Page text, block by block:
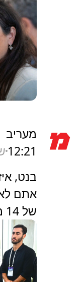
מעריב
12:21
בנט,
אתם
של 14 מנדטים | ליאורה מינקה